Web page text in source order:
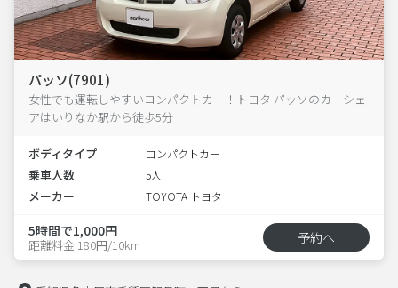
パッソ(7901)
女性でも運転しやすいコンパクトカー！トヨタ パッソのカーシェ
アはいりなか駅から徒歩5分
ボディタイプ コンパクトカー
乗車人数 5人
メーカー TOYOTA トヨタ
5時間で1,000円
距離料金 180円/10km 予約へ